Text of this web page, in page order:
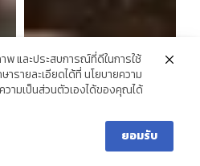
และประสบการณ์ที่ดีในการใช้
รายละเอียดได้ที่ นโยบายความ
วามเป็นส่วนตัวเองได้ของคุณได้
ยอมรับ